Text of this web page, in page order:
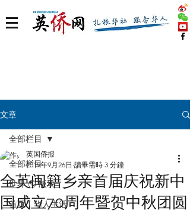
文章
全部栏目
世界 🌎 版块
首页丨华人生活
全部栏目
全英闽籍乡亲首届庆祝新中
国成立70周年暨贺中秋团圆
英国侨报
2019年9月26日 讀畢需時 3 分鐘